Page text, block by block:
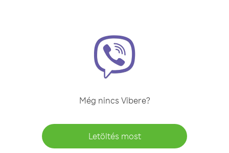
Még nincs Vibere?
Letöltés most